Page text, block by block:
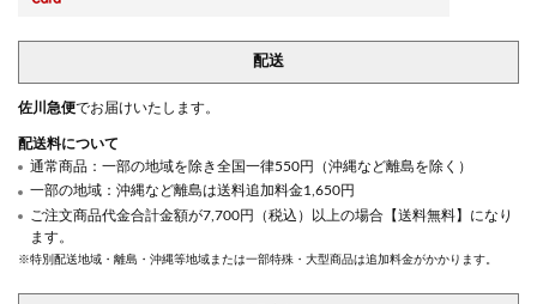
配送
佐川急便でお届けいたします。
配送料について
通常商品：一部の地域を除き全国一律550円（沖縄など離島を除く）
一部の地域：沖縄など離島は送料追加料金1,650円
ご注文商品代金合計金額が7,700円（税込）以上の場合【送料無料】になり
ます。
※特別配送地域・離島・沖縄等地域または一部特殊・大型商品は追加料金がかかります。